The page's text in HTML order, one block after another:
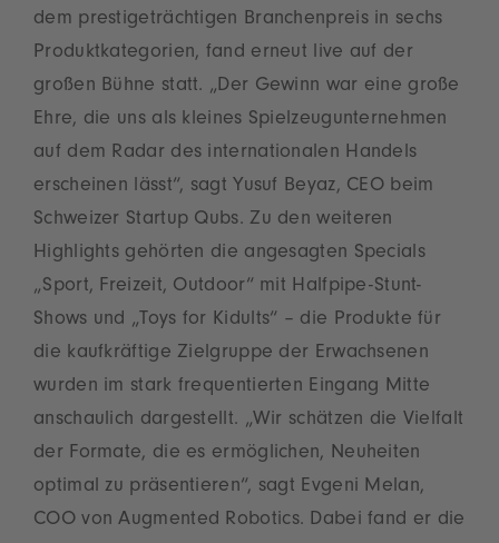
dem prestigeträchtigen Branchenpreis in sechs
Produktkategorien, fand erneut live auf der
großen Bühne statt. „Der Gewinn war eine große
Ehre, die uns als kleines Spielzeugunternehmen
auf dem Radar des internationalen Handels
erscheinen lässt“, sagt Yusuf Beyaz, CEO beim
Schweizer Startup Qubs. Zu den weiteren
Highlights gehörten die angesagten Specials
„Sport, Freizeit, Outdoor“ mit Halfpipe-Stunt-
Shows und „Toys for Kidults“ – die Produkte für
die kaufkräftige Zielgruppe der Erwachsenen
wurden im stark frequentierten Eingang Mitte
anschaulich dargestellt. „Wir schätzen die Vielfalt
der Formate, die es ermöglichen, Neuheiten
optimal zu präsentieren“, sagt Evgeni Melan,
COO von Augmented Robotics. Dabei fand er die